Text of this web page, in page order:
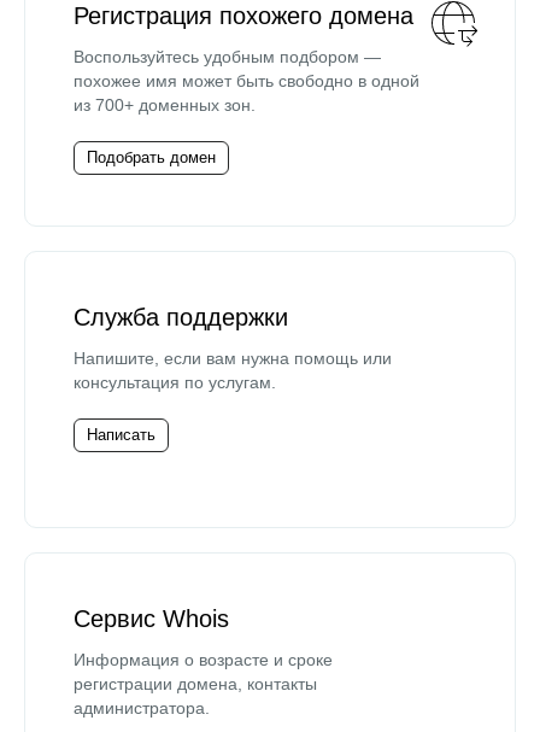
Регистрация похожего домена
Воспользуйтесь удобным подбором —
похожее имя может быть свободно в одной
из 700+ доменных зон.
Подобрать домен
Служба поддержки
Напишите, если вам нужна помощь или
консультация по услугам.
Написать
Сервис Whois
Информация о возрасте и сроке
регистрации домена, контакты
администратора.